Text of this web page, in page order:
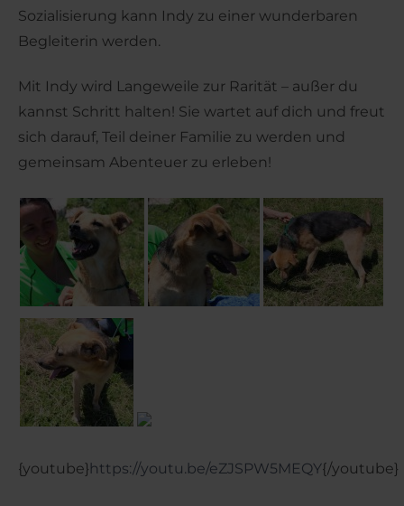
Sozialisierung kann Indy zu einer wunderbaren
Begleiterin werden.
Mit Indy wird Langeweile zur Rarität – außer du
kannst Schritt halten! Sie wartet auf dich und freut
sich darauf, Teil deiner Familie zu werden und
gemeinsam Abenteuer zu erleben!
{youtube} https://youtu.be/eZJSPW5MEQY{/youtube}